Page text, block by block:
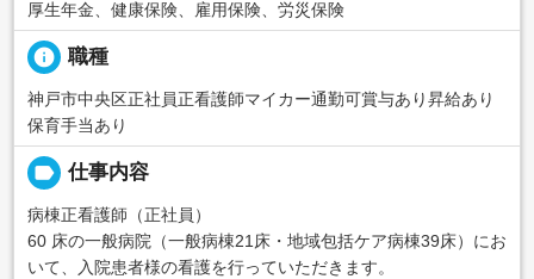
厚生年金、健康保険、雇用保険、労災保険
info 職種
神戸市中央区正社員正看護師マイカー通勤可賞与あり昇給あり
保育手当あり
label 仕事内容
病棟正看護師（正社員）
60 床の一般病院（一般病棟21床・地域包括ケア病棟39床）にお
いて、入院患者様の看護を行っていただきます。